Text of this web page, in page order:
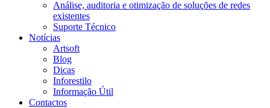
Análise, auditoria e otimização de soluções de redes
existentes
Suporte Técnico
Notícias
Artsoft
Blog
Dicas
Inforestilo
Informação Útil
Contactos